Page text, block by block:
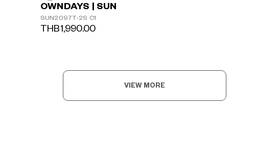
OWNDAYS | SUN
SUN2097T-2S C1
THB1,990.00
VIEW MORE